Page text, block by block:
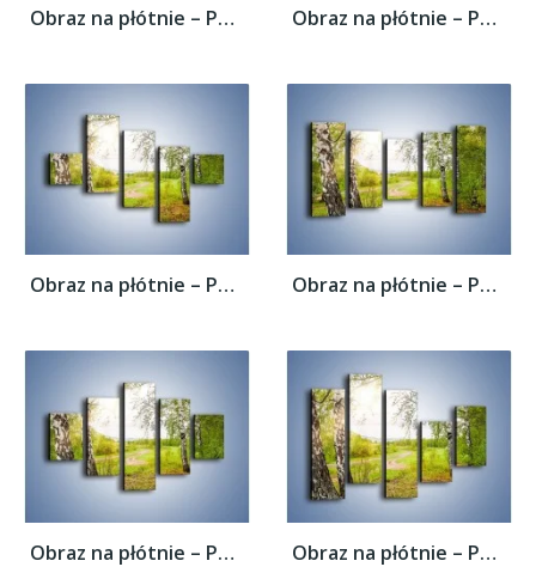
Obraz na płótnie – Polski las i brzozy –... Obraz na płótnie – Polski las i brzozy –...
Obraz na płótnie – Polski las i brzozy –... Obraz na płótnie – Polski las i brzozy –...
Obraz na płótnie – Polski las i brzozy –... Obraz na płótnie – Polski las i brzozy –...